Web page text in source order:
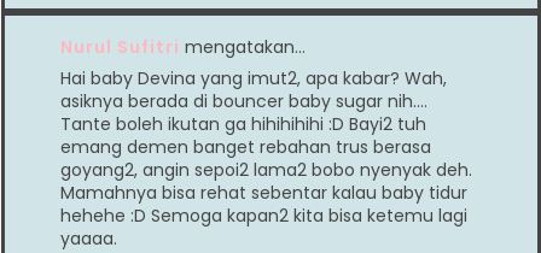
Nurul Sufitri mengatakan…
Hai baby Devina yang imut2, apa kabar? Wah,
asiknya berada di bouncer baby sugar nih....
Tante boleh ikutan ga hihihihihi :D Bayi2 tuh
emang demen banget rebahan trus berasa
goyang2, angin sepoi2 lama2 bobo nyenyak deh.
Mamahnya bisa rehat sebentar kalau baby tidur
hehehe :D Semoga kapan2 kita bisa ketemu lagi
yaaaa.